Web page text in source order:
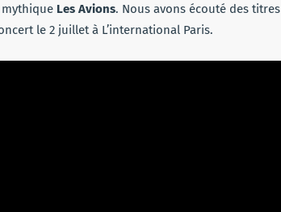
Les Avions. Nous avons écouté des titres
le 2 juillet à L’international Paris.